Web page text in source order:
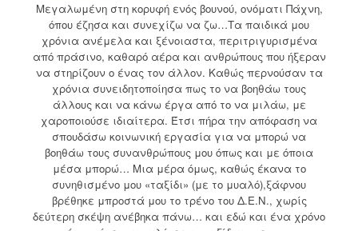
Μεγαλωμένη στη κορυφή ενός βουνού, ονόματι Πάχνη,
όπου έζησα και συνεχίζω να ζω…Τα παιδικά μου
χρόνια ανέμελα και ξένοιαστα, περιτριγυρισμένα
από πράσινο, καθαρό αέρα και ανθρώπους που ήξεραν
να στηρίζουν ο ένας τον άλλον. Καθώς περνούσαν τα
χρόνια συνειδητοποίησα πως το να βοηθάω τους
άλλους και να κάνω έργα από το να μιλάω, με
χαροποιούσε ιδιαίτερα. Έτσι πήρα την απόφαση να
σπουδάσω κοινωνική εργασία για να μπορώ να
βοηθάω τους συνανθρώπους μου όπως και με όποια
μέσα μπορώ… Μια μέρα όμως, καθώς έκανα το
συνηθισμένο μου «ταξίδι» (με το μυαλό),ξάφνου
βρέθηκε μπροστά μου το τρένο του Δ.Ε.Ν., χωρίς
δεύτερη σκέψη ανέβηκα πάνω… και εδώ και ένα χρόνο